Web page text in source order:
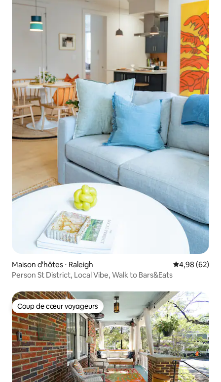
Maison d'hôtes ⋅ Raleigh Évaluation
4,98 (62)
Person St District, Local Vibe, Walk to Bars&Eats
Coup de cœur voyageurs
Coup de cœur voyageurs